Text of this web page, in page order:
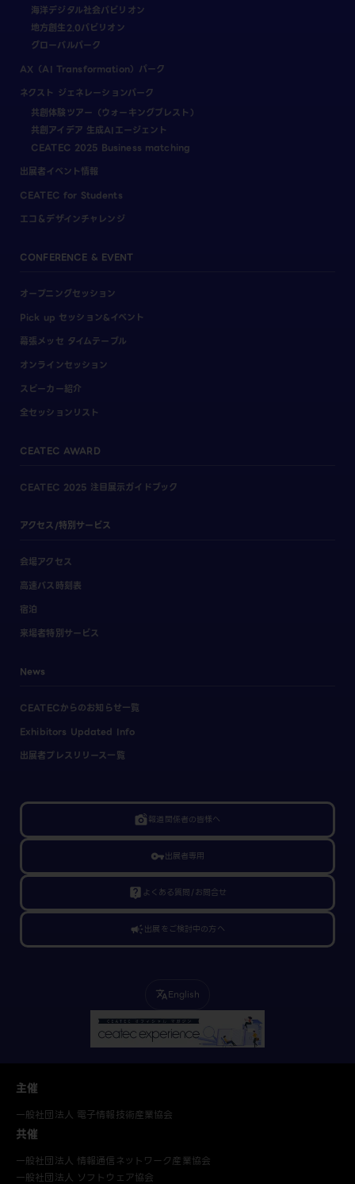
海洋デジタル社会パビリオン
地方創生2.0パビリオン
グローバルパーク
AX（AI Transformation）パーク
ネクスト ジェネレーションパーク
共創体験ツアー（ウォーキングブレスト）
共創アイデア 生成AIエージェント
CEATEC 2025 Business matching
出展者イベント情報
CEATEC for Students
エコ＆デザインチャレンジ
CONFERENCE & EVENT
オープニングセッション
Pick up セッション&イベント
幕張メッセ タイムテーブル
オンラインセッション
スピーカー紹介
全セッションリスト
CEATEC AWARD
CEATEC 2025 注目展示ガイドブック
アクセス/特別サービス
会場アクセス
高速バス時刻表
宿泊
来場者特別サービス
News
CEATECからのお知らせ一覧
Exhibitors Updated Info
出展者プレスリリース一覧
linked_camera報道関係者の皆様へ
vpn_key出展者専用
live_help よくある質問/お問合せ
campaign出展をご検討中の方へ
translateEnglish
主催
一般社団法人 電子情報技術産業協会
共催
一般社団法人 情報通信ネットワーク産業協会
一般社団法人 ソフトウェア協会